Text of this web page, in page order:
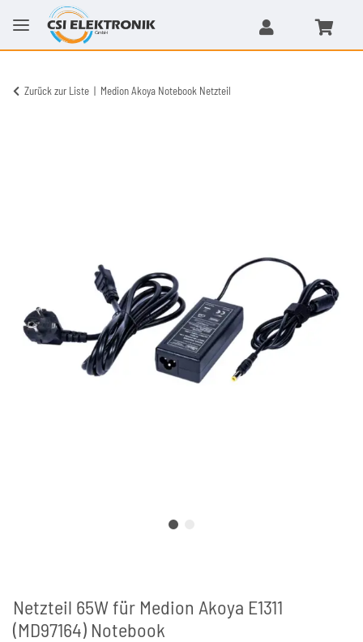
Zurück zur Liste Medion Akoya Notebook Netzteil
Netzteil 65W für Medion Akoya E1311
(MD97164) Notebook